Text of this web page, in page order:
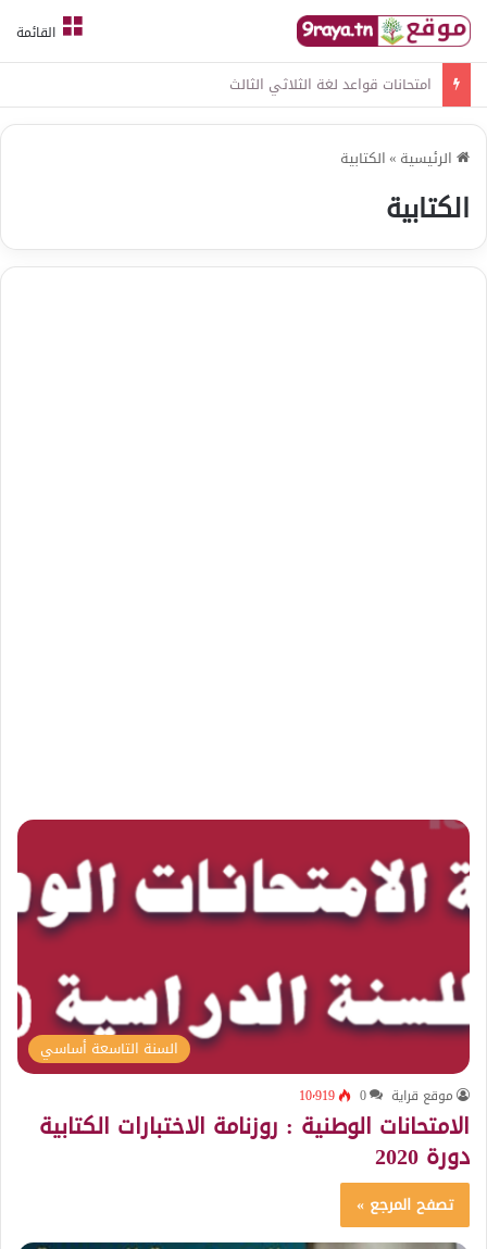
القائمة
امتحانات قواعد لغة الثلاثي الثالث
الرئيسية »الكتابية
الكتابية
السنة التاسعة أساسي
موقع قراية 0 10٬919
الامتحانات الوطنية : روزنامة الاختبارات الكتابية
دورة 2020
تصفح المرجع »